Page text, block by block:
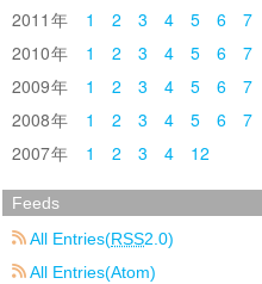
2011
1 2 3 4 5 6 7
2010
1 2 3 4 5 6 7
2009
1 2 3 4 5 6 7
2008
1 2 3 4 5 6 7
2007
1 2 3 4 12
Feeds
All Entries(RSS2.0)
All Entries(Atom)